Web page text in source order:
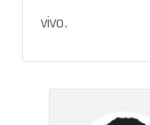
vivo.